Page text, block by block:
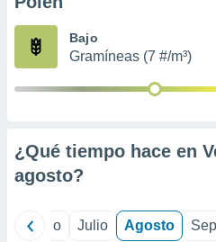
publicidad
Bajo
Gramíneas (7 #/m³)
¿Qué tiempo hace en
agosto?
Junio Julio Agosto